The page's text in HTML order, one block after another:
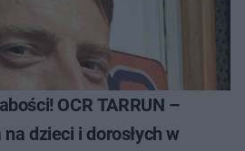
OCR TARRUN –
dzieci i dorosłych w